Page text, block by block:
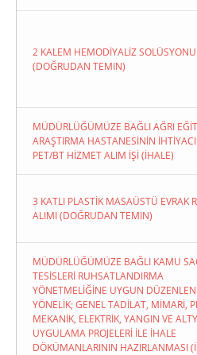
2 KALEM HEMODİYALİZ
(DOĞRUDAN TEMIN)
MÜDÜRLÜĞÜMÜZE BAĞLI AĞRI
ARAŞTIRMA HASTANESİNİN
PET/BT HİZMET ALIM İŞİ (İHALE)
3 KATLI PLASTİK MASAÜSTÜ EVRAK
ALIMI (DOĞRUDAN TEMIN)
MÜDÜRLÜĞÜMÜZE BAĞLI KAMU
TESİSLERİ RUHSATLANDIRMA
YÖNETMELİĞİNE UYGUN
YÖNELİK; GENEL TADİLAT, MİMARİ,
MEKANİK, ELEKTRİK, YANGIN VE
UYGULAMA PROJELERİ İLE İHALE
DÖKÜMANLARININ HAZIRLANMASI